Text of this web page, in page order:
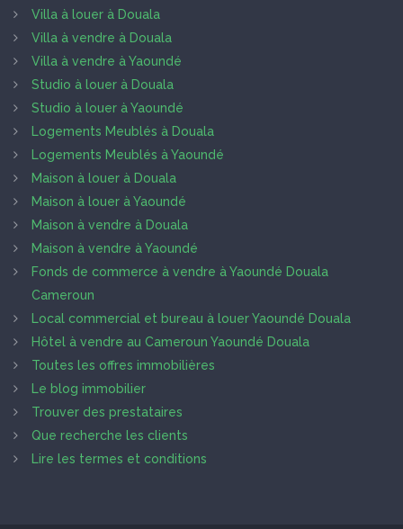
Villa à louer à Douala
Villa à vendre à Douala
Villa à vendre à Yaoundé
Studio à louer à Douala
Studio à louer à Yaoundé
Logements Meublés à Douala
Logements Meublés à Yaoundé
Maison à louer à Douala
Maison à louer à Yaoundé
Maison à vendre à Douala
Maison à vendre à Yaoundé
Fonds de commerce à vendre à Yaoundé Douala
Cameroun
Local commercial et bureau à louer Yaoundé Douala
Hôtel à vendre au Cameroun Yaoundé Douala
Toutes les offres immobilières
Le blog immobilier
Trouver des prestataires
Que recherche les clients
Lire les termes et conditions